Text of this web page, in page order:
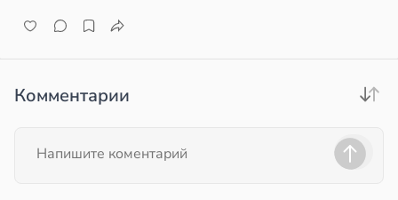
Комментарии